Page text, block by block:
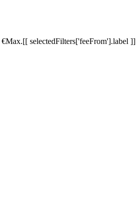
€Max.[[ selectedFilters['feeFrom'].label ]]